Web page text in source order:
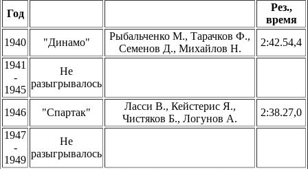
Год
Рез.,
время
1940
"Динамо"
Рыбальченко М., Тарачков Ф.,
Семенов Д., Михайлов Н.
2:42.54,4
1941
-
1945
Не
разыгрывалось
1946 "Спартак"
Ласси В., Кейстерис Я.,
Чистяков Б., Логунов А.
2:38.27,0
1947
-
1949
Не
разыгрывалось